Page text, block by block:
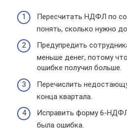
Пересчитать НДФЛ по
понять, сколько нужно
Предупредить
меньше денег, потому
ошибке получил больше.
Перечислить
конца квартала.
Исправить форму 6-
была ошибка.